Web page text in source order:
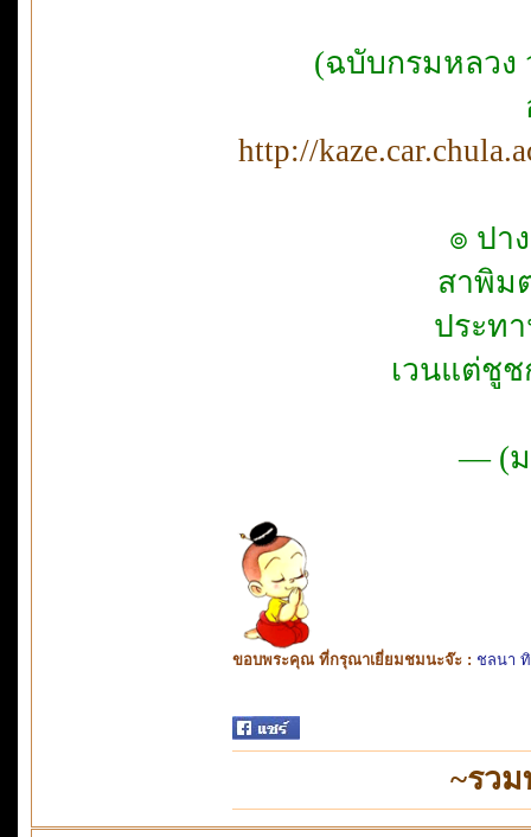
(ฉบับกรมหลวง
http://
๏ ป
สา
ประ
เวนแต่
— (ม
ขอบพระคุณ ที่กรุณาเยี่ยมชมนะจ๊ะ : ชลนา
~รว